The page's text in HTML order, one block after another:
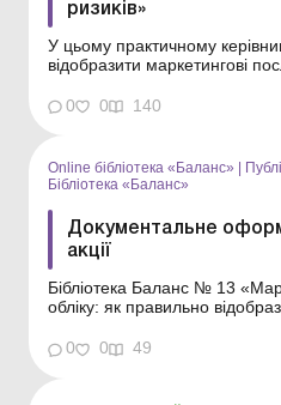
ризиків»
У цьому практичному
відобразити маркетингові
які помилки можуть
втрат.Ефективне просування
документального...
0 0 140
Online бібліотека «Баланс»
Бібліотека «Баланс»
Документальне
акції
Бібліотека Баланс № 13
обліку: як правильно
рекламних акцій –
споживача і змусити його
0 0 49